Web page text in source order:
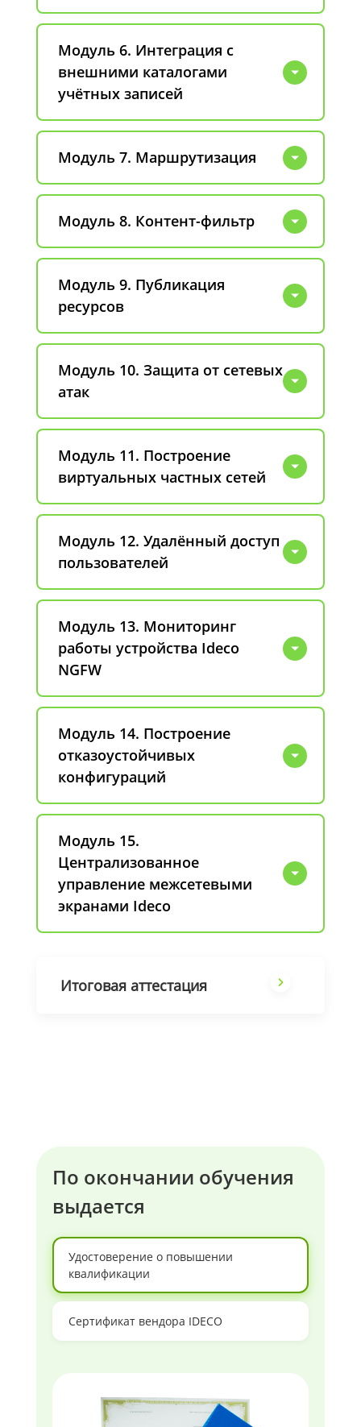
Модуль 6. Интеграция с
внешними каталогами
учётных записей
Модуль 7. Маршрутизация
Модуль 8. Контент-фильтр
Модуль 9. Публикация
ресурсов
Модуль 10. Защита от сетевых
атак
Модуль 11. Построение
виртуальных частных сетей
Модуль 12. Удалённый доступ
пользователей
Модуль 13. Мониторинг
работы устройства Ideco
NGFW
Модуль 14. Построение
отказоустойчивых
конфигураций
Модуль 15.
Централизованное
управление межсетевыми
экранами Ideco
Итоговая аттестация
По окончании обучения
выдается
Удостоверение о повышении
квалификации
Сертификат вендора IDECO